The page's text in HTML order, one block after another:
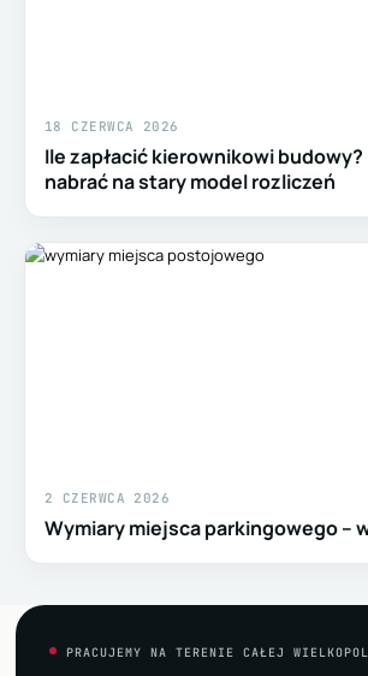
18 CZERWCA 2026
Ile zapłacić kierownikowi budowy?
nabrać na stary model rozliczeń
2 CZERWCA 2026
Wymiary miejsca parkingowego –
PRACUJEMY NA TERENIE CAŁEJ